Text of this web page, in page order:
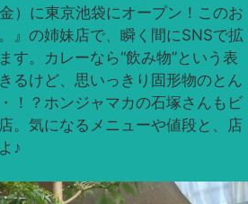
）に東京池袋にオープン！このお
』の姉妹店で、瞬く間にSNSで拡
す。カレーなら“飲み物”という表
るけど、思いっきり固形物のとん
！？ホンジャマカの石塚さんもビ
。気になるメニューや値段と、店
♪